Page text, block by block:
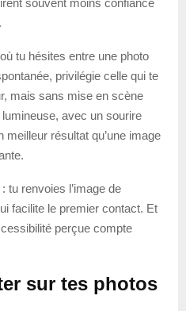
tu hésites entre une photo
privilégie celle qui te
mais sans mise en scène
avec un sourire
résultat qu’une image
tu renvoies l’image de
facilite le premier contact. Et
perçue compte
sur tes photos